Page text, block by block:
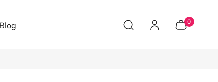
Blog 0